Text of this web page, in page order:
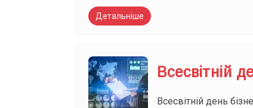
Детальніше
Всесвітній
Всесвітній день